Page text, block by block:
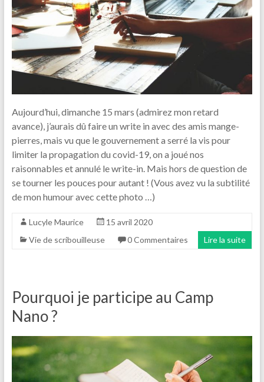
Aujourd’hui, dimanche 15 mars (admirez mon retard
avance), j’aurais dû faire un write in avec des amis mange-
pierres, mais vu que le gouvernement a serré la vis pour
limiter la propagation du covid-19, on a joué nos
raisonnables et annulé le write-in. Mais hors de question de
se tourner les pouces pour autant ! (Vous avez vu la subtilité
de mon humour avec cette photo …)
Lucyle Maurice
15 avril 2020
Vie de scribouilleuse
0 Commentaires Lire la suite
Pourquoi je participe au Camp
Nano ?